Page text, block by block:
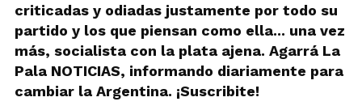
criticadas y odiadas justamente por todo su
partido y los que piensan como ella... una vez
más, socialista con la plata ajena. Agarrá La
Pala NOTICIAS, informando diariamente para
cambiar la Argentina. ¡Suscribite!